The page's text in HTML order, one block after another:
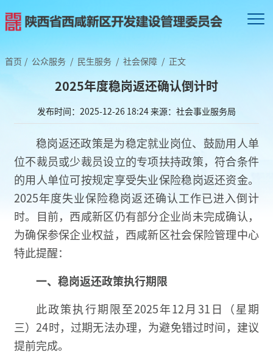
首页 / 公众服务 / 民生服务 / 社会保障 / 正文
2025年度稳岗返还确认倒计时
发布时间：2025-12-26 18:24来源：社会事业服务局
稳岗返还政策是为稳定就业岗位、鼓励用人单
位不裁员或少裁员设立的专项扶持政策，符合条件
的用人单位可按规定享受失业保险稳岗返还资金。
2025年度失业保险稳岗返还确认工作已进入倒计
时。目前，西咸新区仍有部分企业尚未完成确认，
为确保参保企业权益，西咸新区社会保险管理中心
特此提醒：
一、稳岗返还政策执行期限
此政策执行期限至2025年12月31日（星期
三）24时，过期无法办理，为避免错过时间，建议
提前完成。